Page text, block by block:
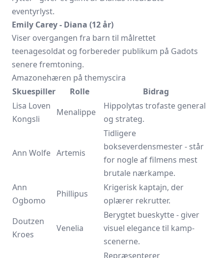
eventyrlyst.
Emily Carey - Diana (12 år)
Viser overgangen fra barn til målrettet
teenagesoldat og forbereder publikum på Gadots
senere fremtoning.
Amazonehæren på themyscira
Skuespiller
Rolle
Bidrag
Lisa Loven
Kongsli
Menalippe
Hippolytas trofaste general
og strateg.
Ann Wolfe Artemis
Tidligere
bokseverdensmester - står
for nogle af filmens mest
brutale nærkampe.
Ann
Ogbomo
Phillipus
Krigerisk kaptajn, der
oplærer rekrutter.
Doutzen
Kroes
Venelia
Berygtet bueskytte - giver
visuel elegance til kamp­
scenerne.
Repræsenterer